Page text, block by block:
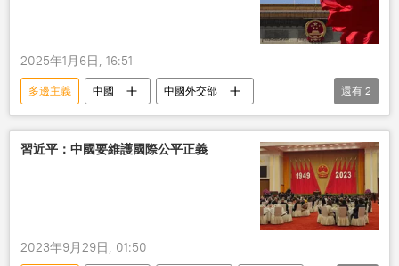
2025年1月6日, 16:51
多邊主義 中國
中國外交部
國際貿易
國際
還有 2
習近平：中國要維護國際公平正義
2023年9月29日, 01:50